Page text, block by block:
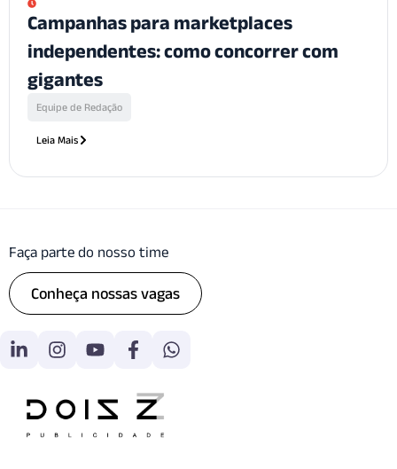
Campanhas para marketplaces
independentes: como concorrer com
gigantes
Equipe de Redação
Leia Mais
Faça parte do nosso time
Conheça nossas vagas